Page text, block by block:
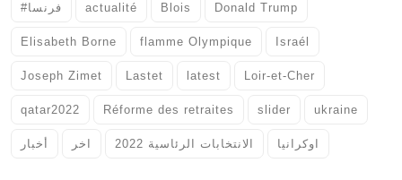
#فرنسا actualité Blois Donald Trump
Elisabeth Borne flamme Olympique Israél
Joseph Zimet Lastet latest Loir-et-Cher
qatar2022 Réforme des retraites slider ukraine
أخبار اخر الانتخابات الرئاسية 2022 اوكرانيا